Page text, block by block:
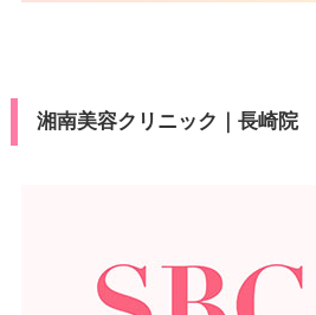
湘南美容クリニック｜長崎院